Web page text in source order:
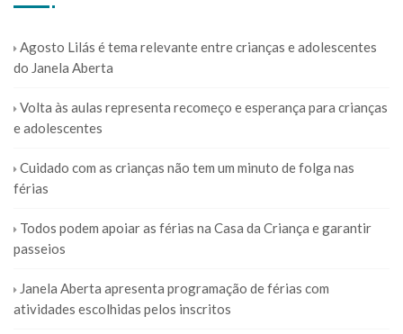
Agosto Lilás é tema relevante entre crianças e adolescentes
do Janela Aberta
Volta às aulas representa recomeço e esperança para crianças
e adolescentes
Cuidado com as crianças não tem um minuto de folga nas
férias
Todos podem apoiar as férias na Casa da Criança e garantir
passeios
Janela Aberta apresenta programação de férias com
atividades escolhidas pelos inscritos